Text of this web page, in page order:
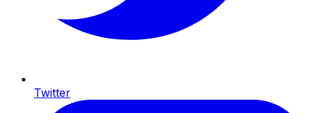
Twitter